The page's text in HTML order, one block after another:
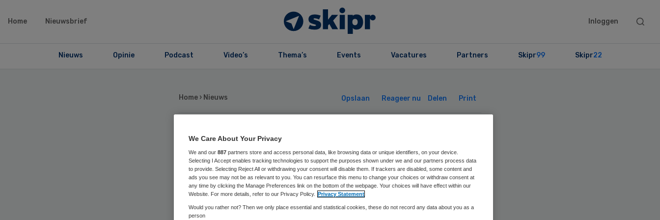
Home Nieuwsbrief Inloggen
Search
Nieuws Opinie Podcast Video’s Thema’s Events Vacatures Partners Skipr99 Skipr22
Home › Nieuws Opslaan Reageer nu Delen Print
Bestuurder Marlijn
Lenselink vertrekt bij
Beweging 3.0
We Care About Your Privacy
We and our 887 partners store and access personal data, like browsing data or unique identifiers, on your device.
Selecting I Accept enables tracking technologies to support the purposes shown under we and our partners process data
to provide. Selecting Reject All or withdrawing your consent will disable them. If trackers are disabled, some content and
ads you see may not be as relevant to you. You can resurface this menu to change your choices or withdraw consent at
any time by clicking the Manage Preferences link on the bottom of the webpage. Your choices will have effect within our
Website. For more details, refer to our Privacy Policy. Privacy Statement
Would you rather not? Then we only place essential and statistical cookies, these do not record any data about you as a
person